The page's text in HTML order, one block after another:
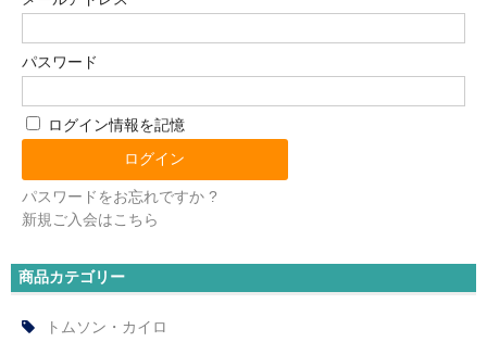
アンダーウェア
リハビリ・エクササイズ
冷却用品
高機能まくら
オゾン発生器
パスワード
ログイン情報を記憶
パスワードをお忘れですか ?
新規ご入会はこちら
商品カテゴリー
トムソン・カイロ